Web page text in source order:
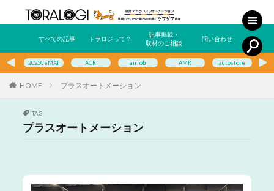
すべての記事 トラロジって？
記事掲載・
取材のご相談
問い合わせ
2025CeMAT ACR airrob AMR autostore
HOME プラスオートメーション
TAG
プラスオートメーション